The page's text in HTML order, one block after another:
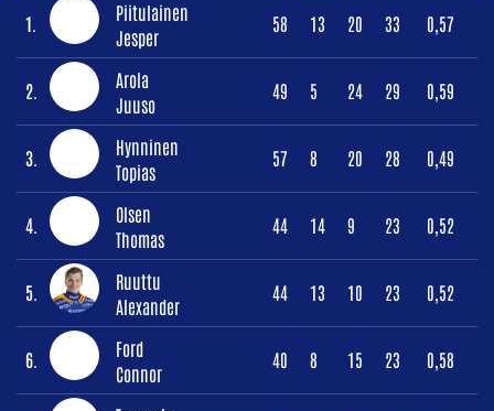
1.
Piitulainen
Jesper
58 13 20 33 0,57
2.
Arola
Juuso
49 5 24 29 0,59
3.
Hynninen
Topias
57 8 20 28 0,49
4.
Olsen
Thomas
44 14 9 23 0,52
5.
Ruuttu
Alexander
44 13 10 23 0,52
6.
Ford
Connor
40 8 15 23 0,58